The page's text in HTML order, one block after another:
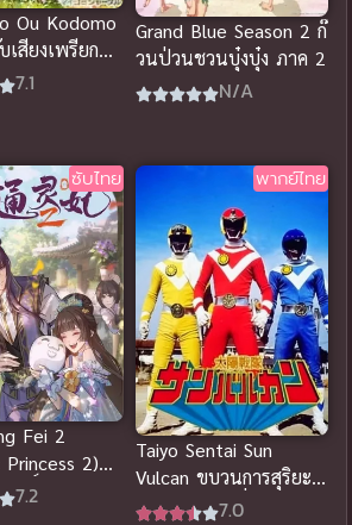
Ou Kodomo
เสียงเพรียก
ทพา ซับไทย
7.1
Grand Blue Season 2 ก๊
วนป่วนชวนบุ๋งบุ๋ง ภาค 2
N/A
ซับไทย
Fei 2
Princess 2)
ทธิ์ ภาค 2
7.2
พากย์ไทย
Taiyo Sentai Sun
Vulcan ขบวนการสุริยะ
ซันวัลคัน มูฟวี่ พากย์
7.0